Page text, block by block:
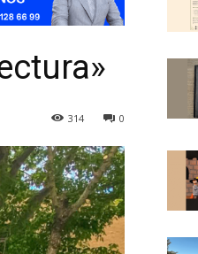
0
314